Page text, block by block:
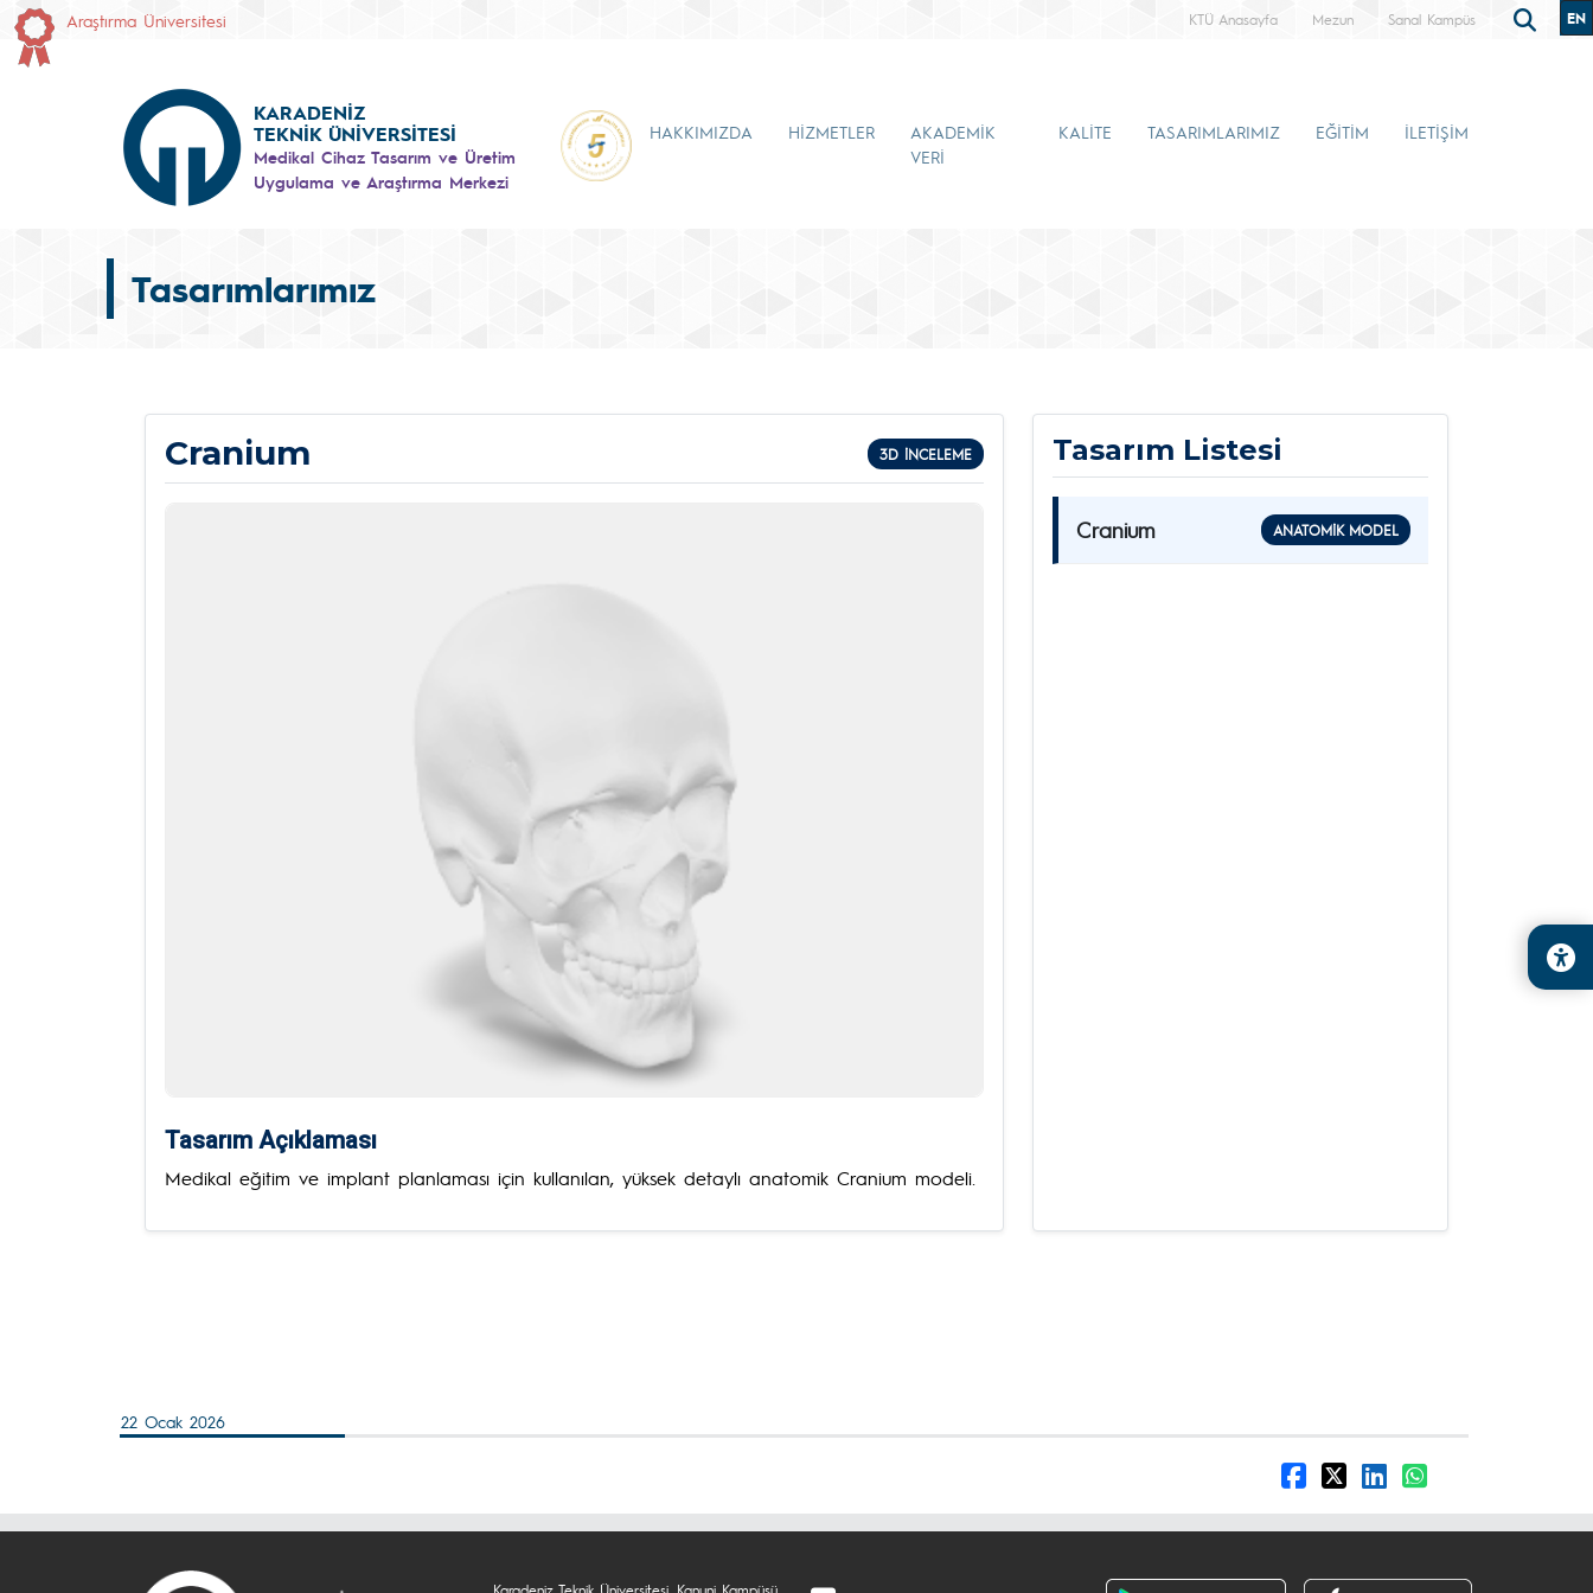
Araştırma Üniversitesi KTÜ Anasayfa Mezun Sanal Kampüs EN
KARADENİZ
TEKNİK ÜNİVERSİTESİ
Medikal Cihaz Tasarım ve Üretim
Uygulama ve Araştırma Merkezi
HAKKIMIZDA HİZMETLER
AKADEMİK
VERİ
KALİTE TASARIMLARIMIZ EĞİTİM İLETİŞİM
Tasarımlarımız
Cranium 3D İNCELEME
Tasarım Açıklaması
Medikal eğitim ve implant planlaması için kullanılan, yüksek detaylı anatomik Cranium modeli.
Tasarım Listesi
Cranium ANATOMIK MODEL
22 Ocak 2026